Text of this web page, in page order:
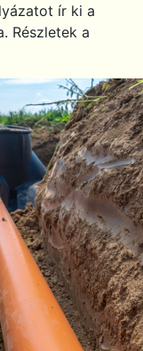
ír ki a
Részletek a